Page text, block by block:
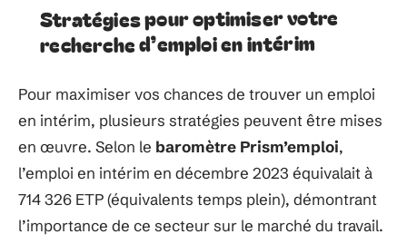
Stratégies pour optimiser votre
recherche d’emploi en intérim
Pour maximiser vos chances de trouver un emploi
en intérim, plusieurs stratégies peuvent être mises
en œuvre. Selon le baromètre Prism’emploi,
l’emploi en intérim en décembre 2023 équivalait à
714 326 ETP (équivalents temps plein), démontrant
l’importance de ce secteur sur le marché du travail.